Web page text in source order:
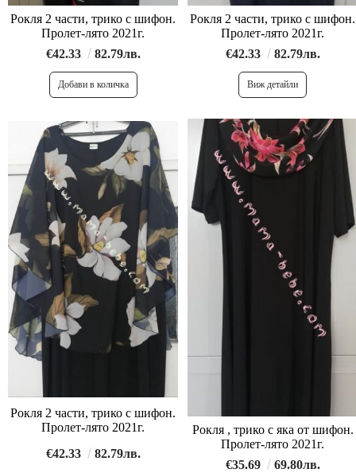
Рокля 2 части, трико с шифон.
Пролет-лято 2021г.
€42.33
82.79лв.
Рокля 2 части, трико с шифон.
Пролет-лято 2021г.
€42.33
82.79лв.
Виж детайли
Рокля 2 части, трико с шифон.
Пролет-лято 2021г.
€42.33
82.79лв.
Рокля , трико с яка от шифон.
Пролет-лято 2021г.
€35.69
69.80лв.